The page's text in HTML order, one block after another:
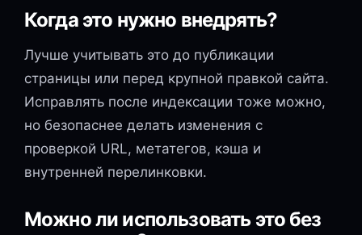
Когда это нужно внедрять?
Лучше учитывать это до публикации
страницы или перед крупной правкой сайта.
Исправлять после индексации тоже можно,
но безопаснее делать изменения с
проверкой URL, метатегов, кэша и
внутренней перелинковки.
Можно ли использовать это без